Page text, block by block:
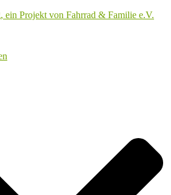
ein Projekt von Fahrrad & Familie e.V.